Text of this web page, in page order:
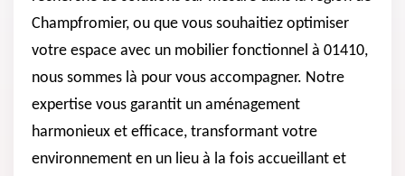
Champfromier, ou que vous souhaitiez optimiser
votre espace avec un mobilier fonctionnel à 01410,
nous sommes là pour vous accompagner. Notre
expertise vous garantit un aménagement
harmonieux et efficace, transformant votre
environnement en un lieu à la fois accueillant et